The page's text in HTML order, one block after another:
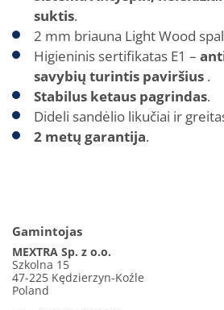
suktis.
2 mm briauna Light Wood
Higieninis sertifikatas E1 –
savybių turintis paviršius .
Stabilus ketaus pagrindas.
Dideli sandėlio likučiai ir
2 metų garantija.
Gamintojas
MEXTRA Sp. z o.o.
Szkolna 15
47-225 Kędzierzyn-Koźle
Poland